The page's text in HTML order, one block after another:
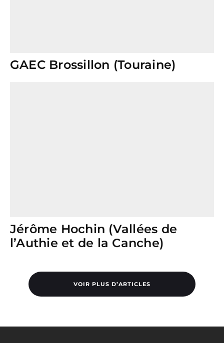
GAEC Brossillon (Touraine)
Jérôme Hochin (Vallées de
l’Authie et de la Canche)
VOIR PLUS D’ARTICLES